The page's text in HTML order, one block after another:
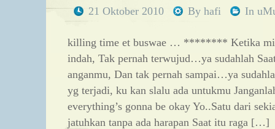
21 Oktober 2010 By hafi In
killing time et buswae … ******** Ketika
indah, Tak pernah terwujud…ya sudahlah
anganmu, Dan tak pernah sampai…ya
yg terjadi, ku kan slalu ada untukmu
everything’s gonna be okay Yo..Satu dari
jatuhkan tanpa ada harapan Saat itu raga […]